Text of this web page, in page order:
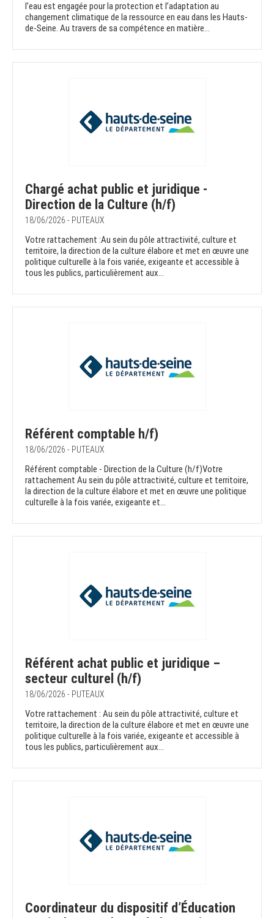
l’eau est engagée pour la protection et l’adaptation au
changement climatique de la ressource en eau dans les Hauts-
de-Seine. Au travers de sa compétence en matière...
Chargé achat public et juridique -
Direction de la Culture (h/f)
18/06/2026 - PUTEAUX
Votre rattachement :Au sein du pôle attractivité, culture et
territoire, la direction de la culture élabore et met en œuvre une
politique culturelle à la fois variée, exigeante et accessible à
tous les publics, particulièrement aux...
Référent comptable h/f)
18/06/2026 - PUTEAUX
Référent comptable - Direction de la Culture (h/f)Votre
rattachement Au sein du pôle attractivité, culture et territoire,
la direction de la culture élabore et met en œuvre une politique
culturelle à la fois variée, exigeante et...
Référent achat public et juridique –
secteur culturel (h/f)
18/06/2026 - PUTEAUX
Votre rattachement : Au sein du pôle attractivité, culture et
territoire, la direction de la culture élabore et met en œuvre une
politique culturelle à la fois variée, exigeante et accessible à
tous les publics, particulièrement aux...
Coordinateur du dispositif d’Éducation